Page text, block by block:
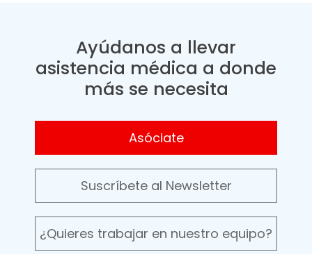
Ayúdanos a llevar
asistencia médica a donde
más se necesita
Asóciate
Suscríbete al Newsletter
¿Quieres trabajar en nuestro equipo?